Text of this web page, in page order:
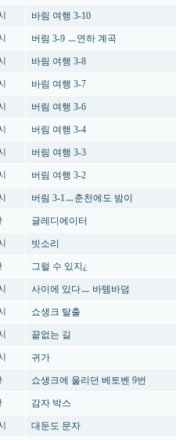
바림 여행 3-10
버림 3-9 ㅡ연하 계곡
바림 여행 3-8
바림 여행 3-7
버림 여행 3-6
버림 여행 3-4
버림 여행 3-3
버림 여행 3-2
버림 3-1ㅡ춘천에도 밤이
글레디에이터
빗소리
그럴 수 있지¿
사이에 있다ㅡ 바템바덤
쇼생크 탈출
끝없는 길
귀가
쇼생크에 울리던 베토벤 9번
감자 박스
대둔도 문자